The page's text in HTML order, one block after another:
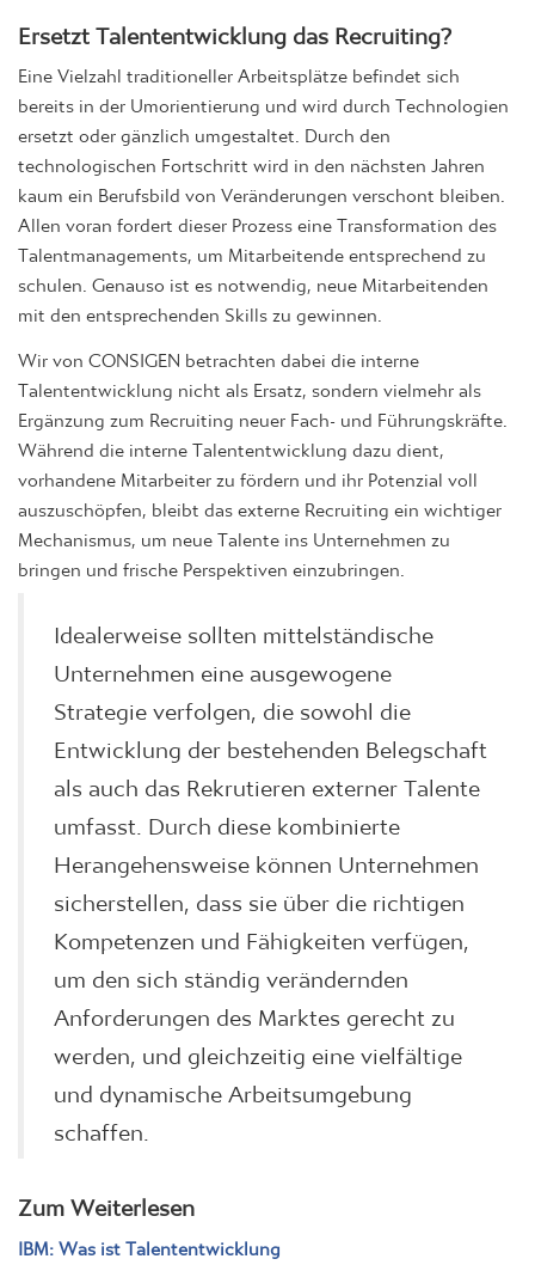
Ersetzt Talententwicklung das Recruiting?
Eine Vielzahl traditioneller Arbeitsplätze befindet sich
bereits in der Umorientierung und wird durch Technologien
ersetzt oder gänzlich umgestaltet. Durch den
technologischen Fortschritt wird in den nächsten Jahren
kaum ein Berufsbild von Veränderungen verschont bleiben.
Allen voran fordert dieser Prozess eine Transformation des
Talentmanagements, um Mitarbeitende entsprechend zu
schulen. Genauso ist es notwendig, neue Mitarbeitenden
mit den entsprechenden Skills zu gewinnen.
Wir von CONSIGEN betrachten dabei die interne
Talententwicklung nicht als Ersatz, sondern vielmehr als
Ergänzung zum Recruiting neuer Fach- und Führungskräfte.
Während die interne Talententwicklung dazu dient,
vorhandene Mitarbeiter zu fördern und ihr Potenzial voll
auszuschöpfen, bleibt das externe Recruiting ein wichtiger
Mechanismus, um neue Talente ins Unternehmen zu
bringen und frische Perspektiven einzubringen.
Idealerweise sollten mittelständische
Unternehmen eine ausgewogene
Strategie verfolgen, die sowohl die
Entwicklung der bestehenden Belegschaft
als auch das Rekrutieren externer Talente
umfasst. Durch diese kombinierte
Herangehensweise können Unternehmen
sicherstellen, dass sie über die richtigen
Kompetenzen und Fähigkeiten verfügen,
um den sich ständig verändernden
Anforderungen des Marktes gerecht zu
werden, und gleichzeitig eine vielfältige
und dynamische Arbeitsumgebung
schaffen.
Zum Weiterlesen
IBM: Was ist Talententwicklung